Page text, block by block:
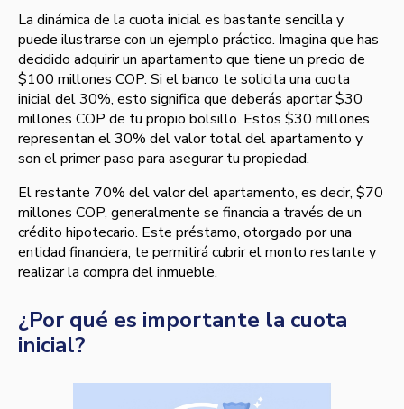
La dinámica de la cuota inicial es bastante sencilla y
puede ilustrarse con un ejemplo práctico. Imagina que has
decidido adquirir un apartamento que tiene un precio de
$100 millones COP. Si el banco te solicita una cuota
inicial del 30%, esto significa que deberás aportar $30
millones COP de tu propio bolsillo. Estos $30 millones
representan el 30% del valor total del apartamento y
son el primer paso para asegurar tu propiedad.
El restante 70% del valor del apartamento, es decir, $70
millones COP, generalmente se financia a través de un
crédito hipotecario. Este préstamo, otorgado por una
entidad financiera, te permitirá cubrir el monto restante y
realizar la compra del inmueble.
¿Por qué es importante la cuota
inicial?